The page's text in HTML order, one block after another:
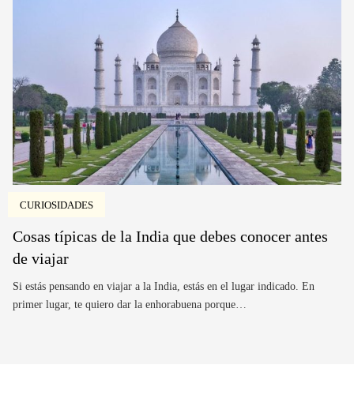
CURIOSIDADES
Cosas típicas de la India que debes conocer antes
de viajar
Si estás pensando en viajar a la India, estás en el lugar indicado. En
primer lugar, te quiero dar la enhorabuena porque…